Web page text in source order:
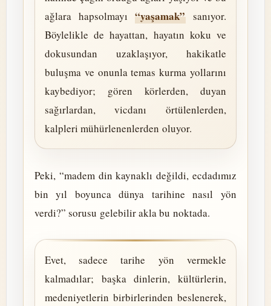
ağlara hapsolmayı “yaşamak” sanıyor.
Böylelikle de hayattan, hayatın koku ve
dokusundan uzaklaşıyor, hakikatle
buluşma ve onunla temas kurma yollarını
kaybediyor; gören körlerden, duyan
sağırlardan, vicdanı örtülenlerden,
kalpleri mühürlenenlerden oluyor.
Peki, “madem din kaynaklı değildi, ecdadımız
bin yıl boyunca dünya tarihine nasıl yön
verdi?” sorusu gelebilir akla bu noktada.
Evet, sadece tarihe yön vermekle
kalmadılar; başka dinlerin, kültürlerin,
medeniyetlerin birbirlerinden beslenerek,